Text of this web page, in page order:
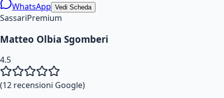
WhatsApp Vedi Scheda
SassariPremium
Matteo Olbia Sgomberi
4.5
(12 recensioni Google)